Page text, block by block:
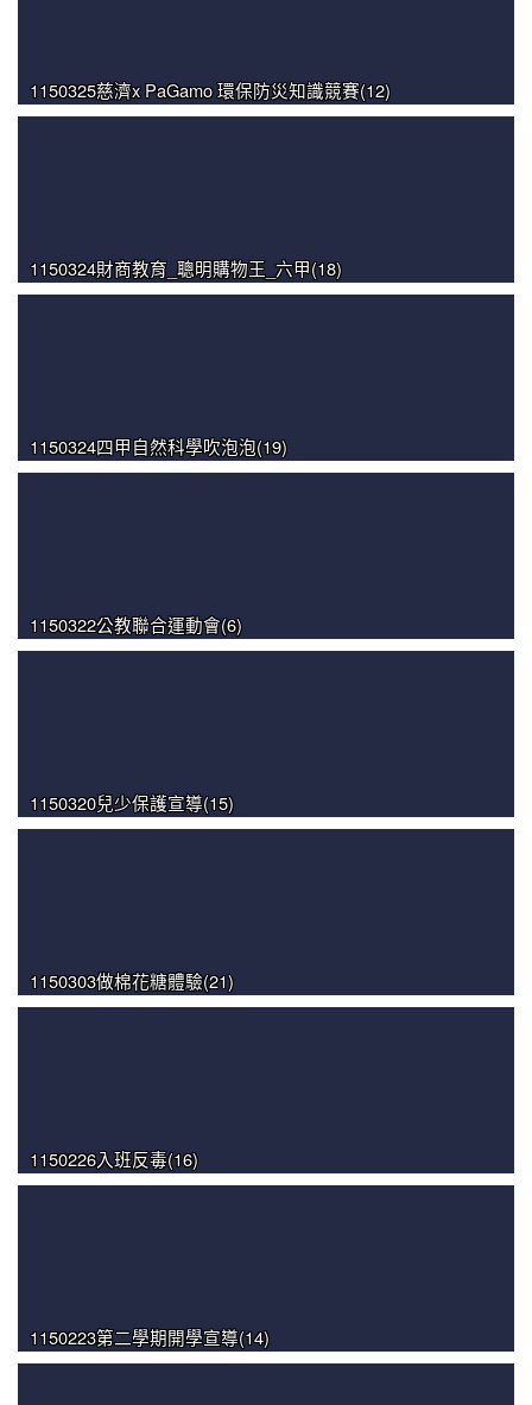
1150325慈濟x PaGamo 環保防災知識競賽(12)
1150324財商教育_聰明購物王_六甲(18)
1150324四甲自然科學吹泡泡(19)
1150322公教聯合運動會(6)
1150320兒少保護宣導(15)
1150303做棉花糖體驗(21)
1150226入班反毒(16)
1150223第二學期開學宣導(14)